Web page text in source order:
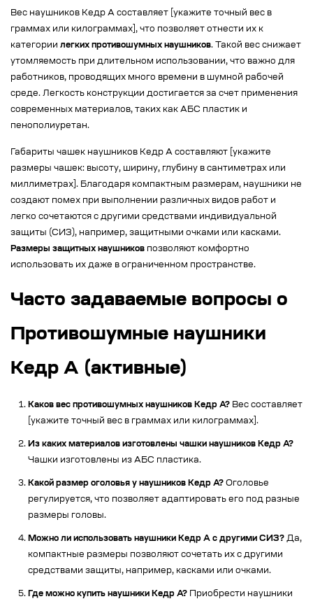
Вес наушников Кедр А составляет [укажите точный вес в
граммах или килограммах], что позволяет отнести их к
категории легких противошумных наушников. Такой вес снижает
утомляемость при длительном использовании, что важно для
работников, проводящих много времени в шумной рабочей
среде. Легкость конструкции достигается за счет применения
современных материалов, таких как АБС пластик и
пенополиуретан.
Габариты чашек наушников Кедр А составляют [укажите
размеры чашек: высоту, ширину, глубину в сантиметрах или
миллиметрах]. Благодаря компактным размерам, наушники не
создают помех при выполнении различных видов работ и
легко сочетаются с другими средствами индивидуальной
защиты (СИЗ), например, защитными очками или касками.
Размеры защитных наушников позволяют комфортно
использовать их даже в ограниченном пространстве.
Часто задаваемые вопросы о
Противошумные наушники
Кедр А (активные)
Каков вес противошумных наушников Кедр А? Вес составляет
[укажите точный вес в граммах или килограммах].
Из каких материалов изготовлены чашки наушников Кедр А?
Чашки изготовлены из АБС пластика.
Какой размер оголовья у наушников Кедр А? Оголовье
регулируется, что позволяет адаптировать его под разные
размеры головы.
Можно ли использовать наушники Кедр А с другими СИЗ? Да,
компактные размеры позволяют сочетать их с другими
средствами защиты, например, касками или очками.
Где можно купить наушники Кедр А? Приобрести наушники